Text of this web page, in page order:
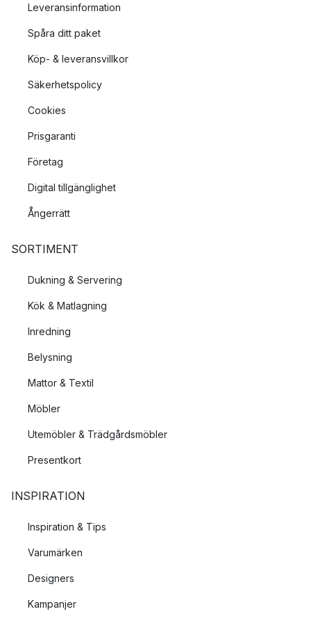
Leveransinformation
Spåra ditt paket
Köp- & leveransvillkor
Säkerhetspolicy
Cookies
Prisgaranti
Företag
Digital tillgänglighet
Ångerrätt
SORTIMENT
Dukning & Servering
Kök & Matlagning
Inredning
Belysning
Mattor & Textil
Möbler
Utemöbler & Trädgårdsmöbler
Presentkort
INSPIRATION
Inspiration & Tips
Varumärken
Designers
Kampanjer